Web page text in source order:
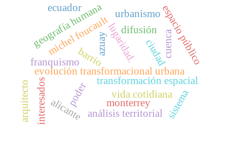
evolución transformacional urbana
michel foucault
poder
ciudad
lugaridad. espacio público
vida cotidiana
barrio
geografía humana
transformación espacial
monterrey
difusión
análisis territorial
alicante
franquismo
interesados
arquitecto
urbanismo
ecuador
azuay cuenca
sistema